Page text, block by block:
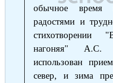
обычное время
радостями и
стихотворении
нагоняя"
использован
север, и зима